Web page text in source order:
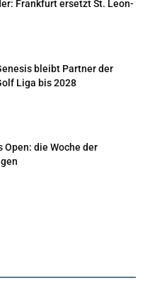
Frankfurt ersetzt St. Leon-
bleibt Partner der
Liga bis 2028
Open: die Woche der